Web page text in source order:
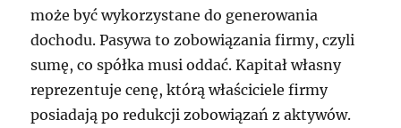
może być wykorzystane do generowania
dochodu. Pasywa to zobowiązania firmy, czyli
sumę, co spółka musi oddać. Kapitał własny
reprezentuje cenę, którą właściciele firmy
posiadają po redukcji zobowiązań z aktywów.